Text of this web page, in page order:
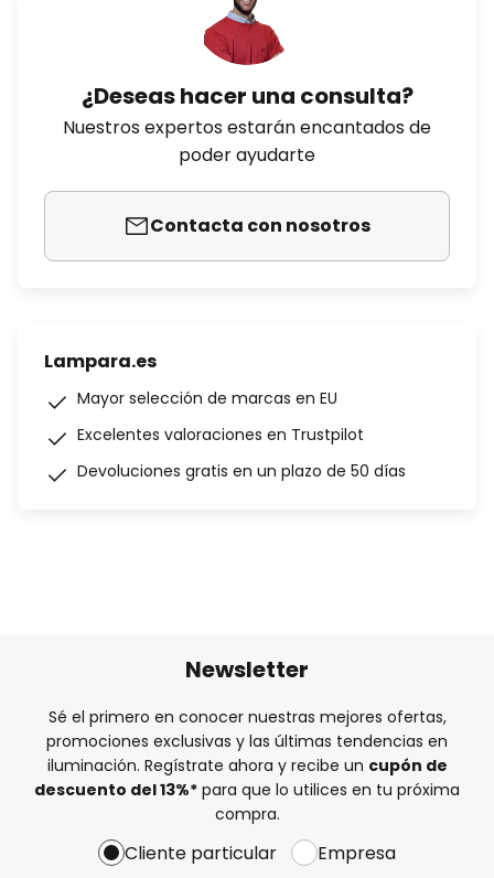
¿Deseas hacer una consulta?
Nuestros expertos estarán encantados de
poder ayudarte
Contacta con nosotros
Lampara.es
Mayor selección de marcas en EU
Excelentes valoraciones en Trustpilot
Devoluciones gratis en un plazo de 50 días
Newsletter
Sé el primero en conocer nuestras mejores ofertas,
promociones exclusivas y las últimas tendencias en
iluminación. Regístrate ahora y recibe un cupón de
descuento del13%* para que lo utilices en tu próxima
compra.
Cliente particular Empresa